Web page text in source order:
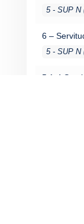
5 - SUP N
6 –
5 - SUP N
5.1-4